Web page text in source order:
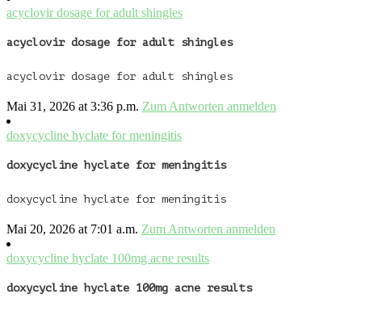
acyclovir dosage for adult shingles
acyclovir dosage for adult shingles
acyclovir dosage for adult shingles
Mai 31, 2026 at 3:36 p.m. Zum Antworten anmelden
doxycycline hyclate for meningitis
doxycycline hyclate for meningitis
doxycycline hyclate for meningitis
Mai 20, 2026 at 7:01 a.m. Zum Antworten anmelden
doxycycline hyclate 100mg acne results
doxycycline hyclate 100mg acne results